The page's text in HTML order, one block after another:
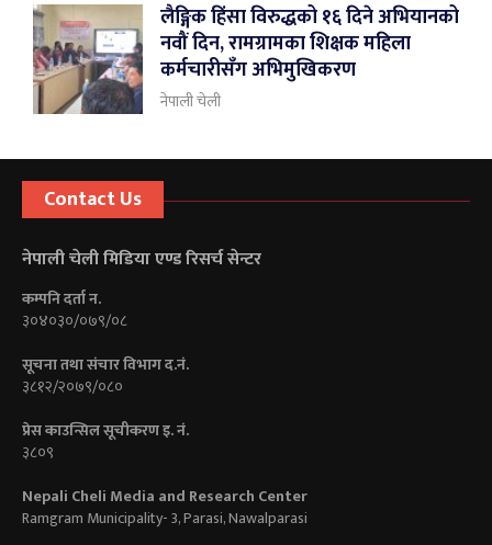
लैङ्गिक हिंसा विरुद्धको १६ दिने अभियानको
नवौं दिन, रामग्रामका शिक्षक महिला
कर्मचारीसँग अभिमुखिकरण
नेपाली चेली
Contact Us
नेपाली चेली मिडिया एण्ड रिसर्च सेन्टर
कम्पनि दर्ता न.
३०४०३०/०७९/०८
सूचना तथा संचार विभाग द.नं.
३८१२/२०७९/०८०
प्रेस काउन्सिल सूचीकरण इ. नं.
३८०९
Nepali Cheli Media and Research Center
Ramgram Municipality- 3, Parasi, Nawalparasi